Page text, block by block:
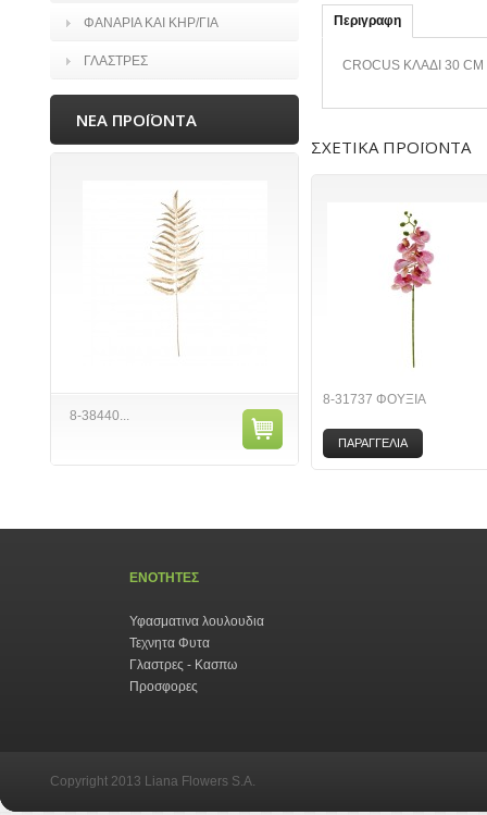
ΦΑΝΑΡΙΑ ΚΑΙ ΚΗΡ/ΓΙΑ
ΓΛΑΣΤΡΕΣ
ΝΕΑ ΠΡΟΪΟΝΤΑ
8-38440...
Περιγραφη
CROCUS ΚΛΑΔΙ 30 CM
ΣΧΕΤΙΚΑ ΠΡΟΪΟΝΤΑ
8-31737 ΦΟΥΞΙΑ
ΠΑΡΑΓΓΕΛΙΑ
ΕΝΟΤΗΤΕΣ
Υφασματινα λουλουδια
Τεχνητα Φυτα
Γλαστρες - Κασπω
Προσφορες
Copyright 2013 Liana Flowers S.A.